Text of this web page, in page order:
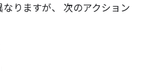
りますが、 次のアクション